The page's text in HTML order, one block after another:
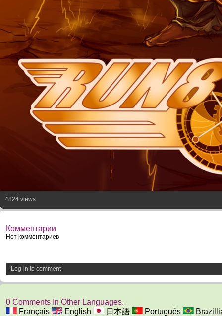
4824 views
Комментарии
Нет комментариев
Log-in to comment
0 Comments In Other Languages.
Français
English 日本語 Português